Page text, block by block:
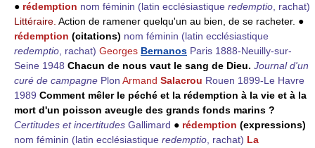
● rédemption nom féminin (latin ecclésiastique redemptio , rachat)
Littéraire. Action de ramener quelqu'un au bien, de se racheter. ●
rédemption (citations) nom féminin (latin ecclésiastique
redemptio , rachat) Georges Bernanos Paris 1888-Neuilly-sur-
Seine 1948 Chacun de nous vaut le sang de Dieu. Journal d'un
curé de campagne Plon Armand Salacrou Rouen 1899-Le Havre
1989 Comment mêler le péché et la rédemption à la vie et à la
mort d'un poisson aveugle des grands fonds marins ?
Certitudes et incertitudes Gallimard ● rédemption (expressions)
nom féminin (latin ecclésiastique redemptio , rachat) La